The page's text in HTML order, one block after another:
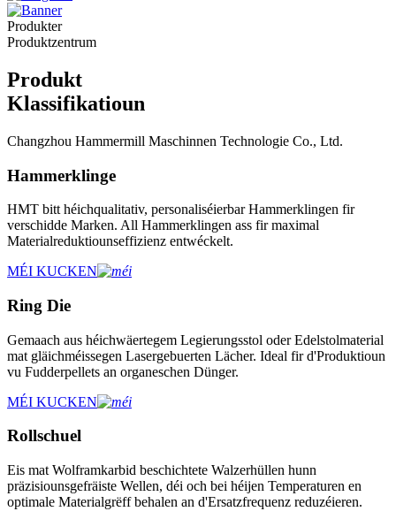
Produkter
Produktzentrum
Produkt
Klassifikatioun
Changzhou Hammermill Maschinnen Technologie Co., Ltd.
Hammerklinge
HMT bitt héichqualitativ, personaliséierbar Hammerklingen fir
verschidde Marken. All Hammerklingen ass fir maximal
Materialreduktiounseffizienz entwéckelt.
MÉI KUCKEN
Ring Die
Gemaach aus héichwäertegem Legierungsstol oder Edelstolmaterial
mat gläichméissegen Lasergebuerten Lächer. Ideal fir d'Produktioun
vu Fudderpellets an organeschen Dünger.
MÉI KUCKEN
Rollschuel
Eis mat Wolframkarbid beschichtete Walzerhüllen hunn
präzisiounsgefräiste Wellen, déi och bei héijen Temperaturen en
optimale Materialgrëff behalen an d'Ersatzfrequenz reduzéieren.